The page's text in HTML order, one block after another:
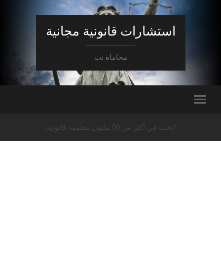
استشارات قانونية مجانية
محاماة نت
ابحث في أكثر من 50 مليون معلومة قانونية